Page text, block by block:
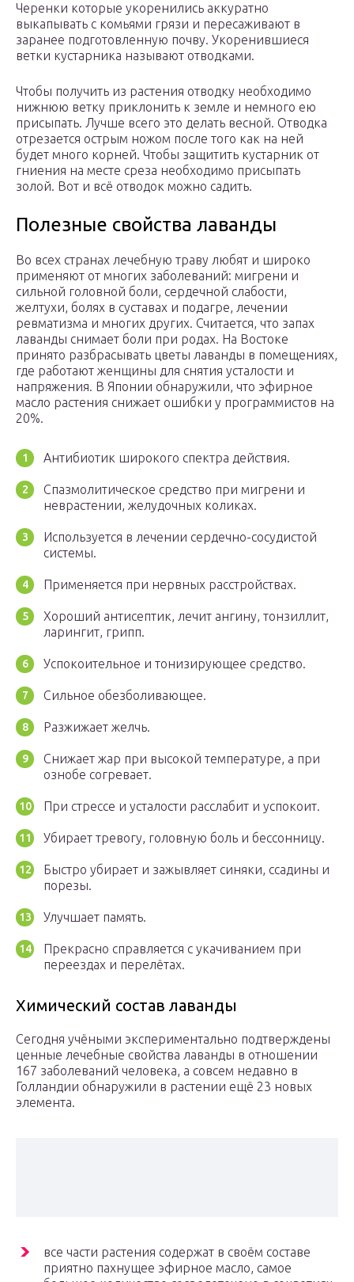
Черенки которые укоренились аккуратно
выкапывать с комьями грязи и пересаживают в
заранее подготовленную почву. Укоренившиеся
ветки кустарника называют отводками.
Чтобы получить из растения отводку необходимо
нижнюю ветку приклонить к земле и немного ею
присыпать. Лучше всего это делать весной. Отводка
отрезается острым ножом после того как на ней
будет много корней. Чтобы защитить кустарник от
гниения на месте среза необходимо присыпать
золой. Вот и всё отводок можно садить.
Полезные свойства лаванды
Во всех странах лечебную траву любят и широко
применяют от многих заболеваний: мигрени и
сильной головной боли, сердечной слабости,
желтухи, болях в суставах и подагре, лечении
ревматизма и многих других. Считается, что запах
лаванды снимает боли при родах. На Востоке
принято разбрасывать цветы лаванды в помещениях,
где работают женщины для снятия усталости и
напряжения. В Японии обнаружили, что эфирное
масло растения снижает ошибки у программистов на
20%.
Антибиотик широкого спектра действия.
Спазмолитическое средство при мигрени и
неврастении, желудочных коликах.
Используется в лечении сердечно-сосудистой
системы.
Применяется при нервных расстройствах.
Хороший антисептик, лечит ангину, тонзиллит,
ларингит, грипп.
Успокоительное и тонизирующее средство.
Сильное обезболивающее.
Разжижает желчь.
Снижает жар при высокой температуре, а при
ознобе согревает.
При стрессе и усталости расслабит и успокоит.
Убирает тревогу, головную боль и бессонницу.
Быстро убирает и зажывляет синяки, ссадины и
порезы.
Улучшает память.
Прекрасно справляется с укачиванием при
переездах и перелётах.
Химический состав лаванды
Сегодня учёными экспериментально подтверждены
ценные лечебные свойства лаванды в отношении
167 заболеваний человека, а совсем недавно в
Голландии обнаружили в растении ещё 23 новых
элемента.
все части растения содержат в своём составе
приятно пахнущее эфирное масло, самое